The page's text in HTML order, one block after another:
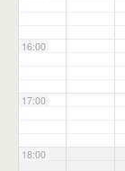
16:00
17:00
18:00